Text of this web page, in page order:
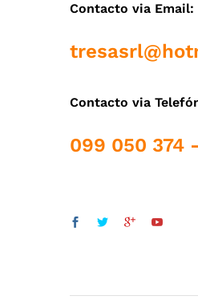
Contacto via Email:
Contacto via
099 050 374